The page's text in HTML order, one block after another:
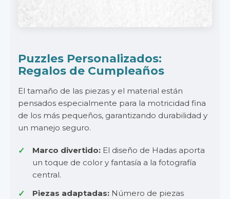
Puzzles Personalizados:
Regalos de Cumpleaños
El tamaño de las piezas y el material están
pensados especialmente para la motricidad fina
de los más pequeños, garantizando durabilidad y
un manejo seguro.
Marco divertido: El diseño de Hadas aporta
un toque de color y fantasía a la fotografía
central.
Piezas adaptadas: Número de piezas